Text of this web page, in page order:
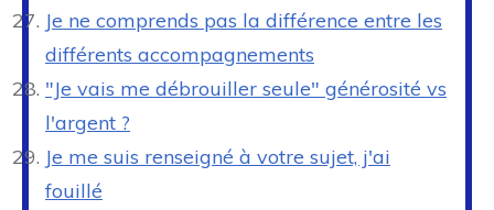
Je ne comprends pas la différence entre les
différents accompagnements
"Je vais me débrouiller seule" générosité vs
l'argent ?
Je me suis renseigné à votre sujet, j'ai
fouillé